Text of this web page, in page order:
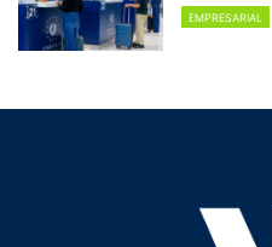
EMPRESARIAL